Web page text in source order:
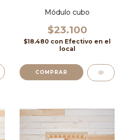
Módulo cubo
$23.100
$18.480 con Efectivo en el
local
COMPRAR